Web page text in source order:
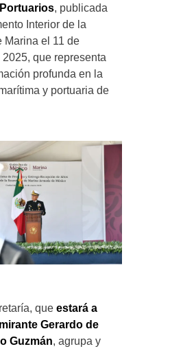
, publicada
Interior de la
Marina el 11 de
que representa
profunda en la
y portuaria de
que estará a
Gerardo de
Guzmán, agrupa y